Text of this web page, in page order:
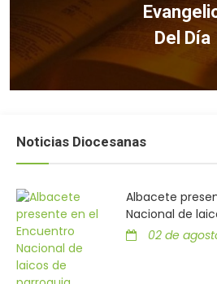
Del Día
Noticias Diocesanas
Albacete
Nacional de
02 de